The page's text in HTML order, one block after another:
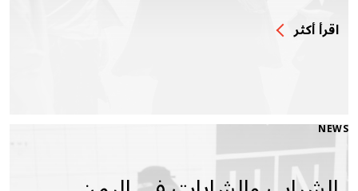
اقرأ أكثر
NEWS